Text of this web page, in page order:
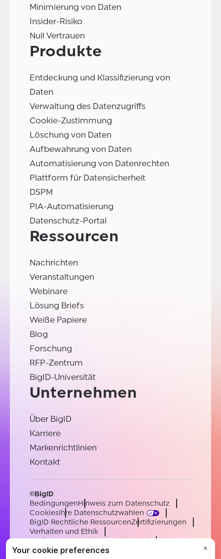
Minimierung von Daten
Insider-Risiko
Null Vertrauen
Produkte
Entdeckung und Klassifizierung von
Daten
Verwaltung des Datenzugriffs
Cookie-Zustimmung
Löschung von Daten
Aufbewahrung von Daten
Automatisierung von Datenrechten
Plattform für Datensicherheit
DSPM
PIA-Automatisierung
Datenschutz-Portal
Ressourcen
Nachrichten
Veranstaltungen
Webinare
Lösung Briefs
Weiße Papiere
Blog
Forschung
RFP-Zentrum
BigID-Universität
Unternehmen
Über BigID
Karriere
Markenrichtlinien
Kontakt
©BigID
BedingungenHinweis zum Datenschutz
CookiesIhre Datenschutzwahlen
BigID Rechtliche RessourcenZertifizierungen
Verhalten und Ethik
Erklärung zur modernen Sklaverei
Unterauftragsverarbeiter